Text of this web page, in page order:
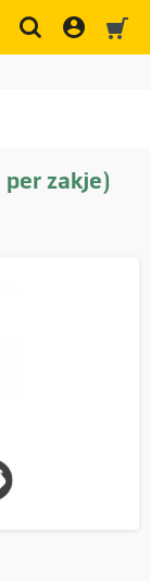
zakje)